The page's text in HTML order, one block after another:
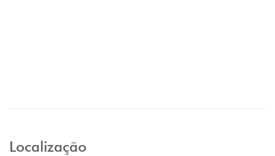
Localização